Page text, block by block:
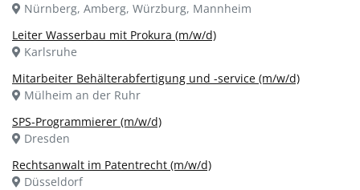
Nürnberg, Amberg, Würzburg, Mannheim
Leiter Wasserbau mit Prokura (m/w/d)
Karlsruhe
Mitarbeiter Behälterabfertigung und -service (m/w/d)
Mülheim an der Ruhr
SPS-Programmierer (m/w/d)
Dresden
Rechtsanwalt im Patentrecht (m/w/d)
Düsseldorf